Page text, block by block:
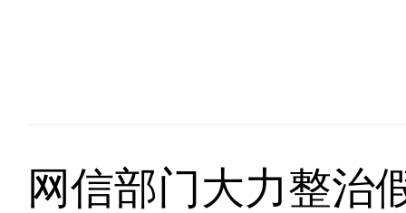
网信部门大力整治